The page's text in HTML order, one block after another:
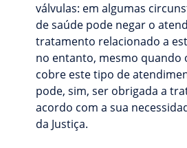
válvulas: em algumas
de saúde pode negar o
tratamento relacionado a
no entanto, mesmo quando
cobre este tipo de
pode, sim, ser obrigada a
acordo com a sua
da Justiça.